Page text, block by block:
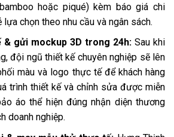
hoặc piqué) kèm báo giá chi
lựa chọn theo nhu cầu và ngân sách.
& gửi mockup 3D trong 24h:Sau khi
đội ngũ thiết kế chuyên nghiệp sẽ lên
màu và logo thực tế để khách hàng
trình thiết kế và chỉnh sửa được miễn
áo thể hiện đúng nhận diện thương
doanh nghiệp.